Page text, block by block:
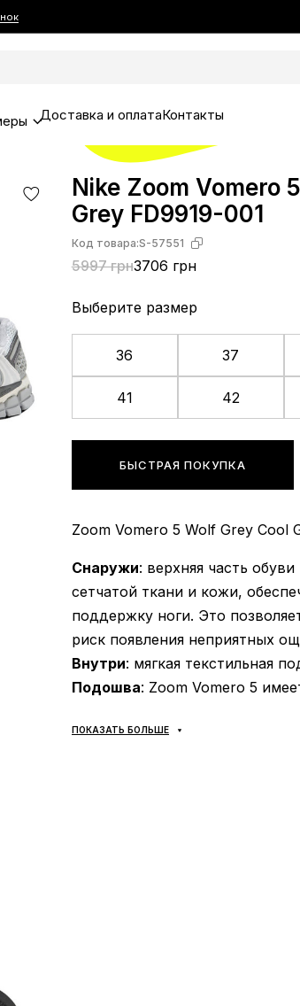
Доставка и оплатаКонтакты
Nike Zoom Vomero
Grey FD9919-001
Код товара:S-57551
5997 грн3706 грн
Выберите размер
36 37
41 42
БЫСТРАЯ ПОКУПКА
Zoom Vomero 5 Wolf Grey Cool
Снаружи: верхняя часть
сетчатой ткани и кожи,
поддержку ноги. Это
риск появления неприятных
Внутри: мягкая текстильная
Подошва: Zoom Vomero 5
подходящими для
ПОКАЗАТЬ БОЛЬШЕ